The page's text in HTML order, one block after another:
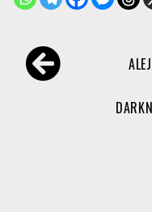
Navegación
de